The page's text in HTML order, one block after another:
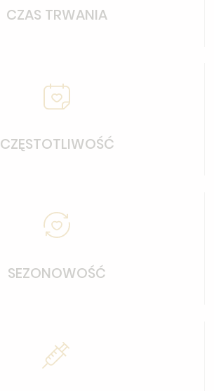
CZAS TRWANIA
CZĘSTOTLIWOŚĆ
SEZONOWOŚĆ